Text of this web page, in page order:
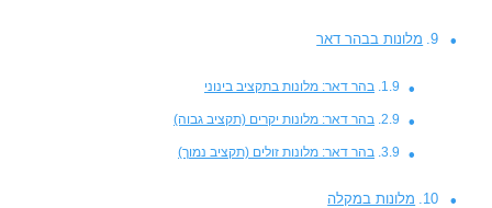
מלונות בבהר דאר
בהר דאר: מלונות בתקציב בינוני
בהר דאר: מלונות יקרים (תקציב גבוה)
בהר דאר: מלונות זולים (תקציב נמוך)
מלונות במקלה